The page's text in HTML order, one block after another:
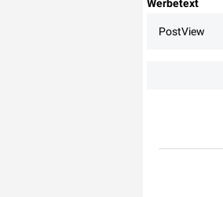
Werbetext
PostView